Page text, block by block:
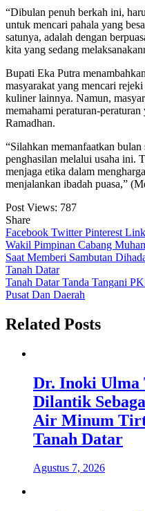
“Dibulan penuh berkah ini,
untuk mencari pahala yang
satunya, adalah dengan
kita yang sedang
Bupati Eka Putra
masyarakat yang mencari
kuliner lainnya. Namun,
memahami peraturan-
Ramadhan.
“Silahkan memanfaatkan
penghasilan melalui usaha ini.
menjaga etika dalam
menjalankan ibadah puasa,”
Post Views: 787
Share
Facebook TwitterPinterest
Navigasi
pos
Wakil Pimpinan Cabang
Saat Memberi Sambutan
Tanah Datar
Tanah Datar Tanda Tangani
Pusat Dan Daerah
Related Posts
Dr. Inoki Ulma
Dilantik
Air Minum
Tanah Datar
Agustus 7, 2026